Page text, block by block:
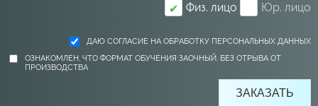
✔ Физ. лицо Юр. лицо
ДАЮ СОГЛАСИЕ НА ОБРАБОТКУ ПЕРСОНАЛЬНЫХ ДАННЫХ
ОЗНАКОМЛЕН, ЧТО ФОРМАТ ОБУЧЕНИЯ ЗАОЧНЫЙ, БЕЗ ОТРЫВА ОТ
ПРОИЗВОДСТВА